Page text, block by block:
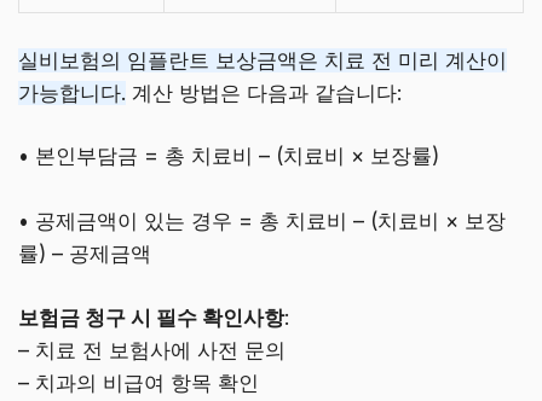
실비보험의 임플란트 보상금액은 치료 전 미리 계산이
가능합니다. 계산 방법은 다음과 같습니다:
• 본인부담금 = 총 치료비 – (치료비 × 보장률)
• 공제금액이 있는 경우 = 총 치료비 – (치료비 × 보장
률) – 공제금액
보험금 청구 시 필수 확인사항:
– 치료 전 보험사에 사전 문의
– 치과의 비급여 항목 확인